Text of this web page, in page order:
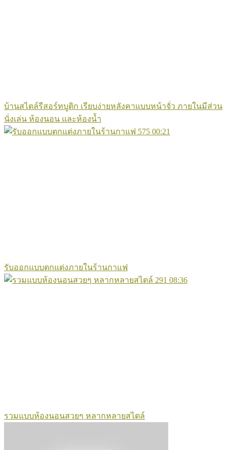
บ้านสไตล์รีสอร์ทบูติก เรียบง่ายหลังคาแบบหน้าจั่ว ภายในมีส่วน
นั่งเล่น ห้องนอน และห้องน้ำ
575 00:21
รับออกแบบตกแต่งภายในร้านกาแฟ
291 08:36
รวมแบบห้องนอนสวยๆ หลากหลายสไตล์